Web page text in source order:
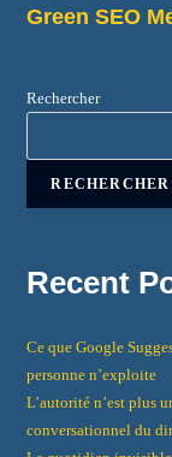
Green SEO
Rechercher
RECHERCHER
Recent
Ce que Google
personne n’exploite
L’autorité n’est plus
conversationnel du